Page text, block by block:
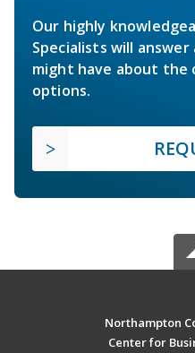
Our highly
Specialists will
might have about the
options.
Northampton
Center for